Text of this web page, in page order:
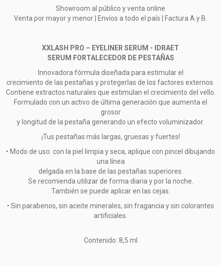
Showroom al público y venta online
Venta por mayor y menor | Envíos a todo el país | Factura A y B.
XXLASH PRO – EYELINER SERUM - IDRAET
SERUM FORTALECEDOR DE PESTAÑAS
Innovadora fórmula diseñada para estimular el
crecimiento de las pestañas y protegerlas de los factores externos.
Contiene extractos naturales que estimulan el crecimiento del vello.
Formulado con un activo de última generación que aumenta el
grosor
y longitud de la pestaña generando un efecto voluminizador.
¡Tus pestañas más largas, gruesas y fuertes!
• Modo de uso: con la piel limpia y seca, aplique con pincel dibujando
una línea
delgada en la base de las pestañas superiores.
Se recomienda utilizar de forma diaria y por la noche.
También se puede aplicar en las cejas.
• Sin parabenos, sin aceite minerales, sin fragancia y sin colorantes
artificiales.
Contenido: 8,5 ml